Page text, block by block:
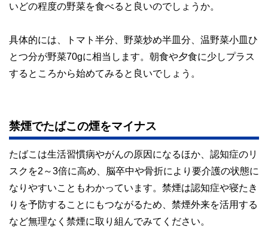
いどの程度の野菜を食べると良いのでしょうか。
具体的には、トマト半分、野菜炒め半皿分、温野菜小皿ひ
とつ分が野菜70gに相当します。朝食や夕食に少しプラス
するところから始めてみると良いでしょう。
禁煙でたばこの煙をマイナス
たばこは生活習慣病やがんの原因になるほか、認知症のリ
スクを2～3倍に高め、脳卒中や骨折により要介護の状態に
なりやすいこともわかっています。禁煙は認知症や寝たき
りを予防することにもつながるため、禁煙外来を活用する
など無理なく禁煙に取り組んでみてください。